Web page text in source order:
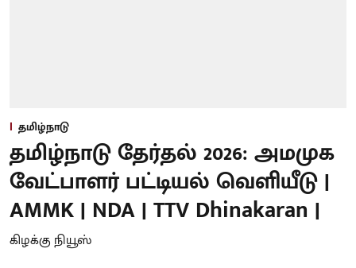
தமிழ்நாடு
தமிழ்நாடு தேர்தல் 2026: அமமுக
வேட்பாளர் பட்டியல் வெளியீடு |
AMMK | NDA | TTV Dhinakaran |
கிழக்கு நியூஸ்